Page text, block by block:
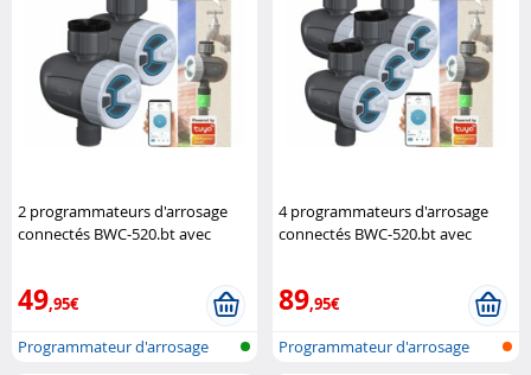
2 programmateurs d'arrosage
connectés BWC-520.bt avec
49,95€
Programmateur d'arrosage
4 programmateurs d'arrosage
connectés BWC-520.bt avec
89,95€
Programmateur d'arrosage